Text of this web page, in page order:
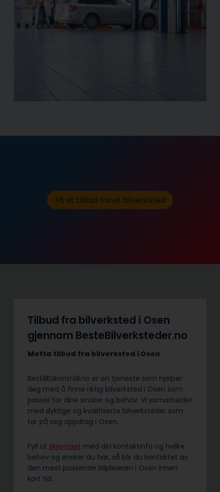
Få et tilbud fra et bilverksted
Tilbud fra bilverksted i Osen
gjennom BesteBilverksteder.no
Motta tilbud fra bilverksted i Osen
BestillEUkontroll.no er en tjeneste som hjelper
deg med å finne riktig bilverksted i Osen som
passer for dine ønsker og behov. Vi samarbeider
med dyktige og kvalifiserte bilverksteder som
tar på seg oppdrag i Osen.
Fyll ut skjemaet med din kontaktinfo og hvilke
behov og ønsker du har, så blir du kontaktet av
den mest passende bilpleieren i Osen innen
kort tid.